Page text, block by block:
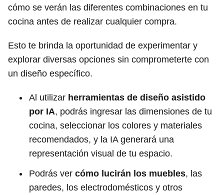
cómo se verán las diferentes combinaciones en tu
cocina antes de realizar cualquier compra.
Esto te brinda la oportunidad de experimentar y
explorar diversas opciones sin comprometerte con
un diseño específico.
Al utilizar herramientas de diseño asistido
por IA, podrás ingresar las dimensiones de tu
cocina, seleccionar los colores y materiales
recomendados, y la IA generará una
representación visual de tu espacio.
Podrás ver cómo lucirán los muebles, las
paredes, los electrodomésticos y otros